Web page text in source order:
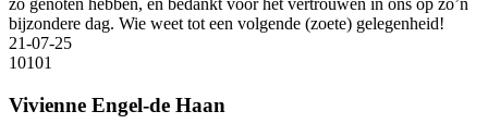
zo genoten hebben, en bedankt voor het vertrouwen in ons op zo’n
bijzondere dag. Wie weet tot een volgende (zoete) gelegenheid!
21-07-25
10101
Vivienne Engel-de Haan